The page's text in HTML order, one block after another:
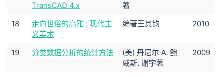
TransCAD 4.x
著
18
走向世俗的高雅 : 现代主
义美术
编著王其钧 2010
19 分类数据分析的统计方法
(美) 丹尼尔·A. 鲍
威斯, 谢宇著
2009